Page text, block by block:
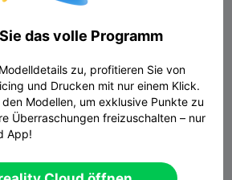
das volle Programm
zu, profitieren Sie von
und Drucken mit nur einem Klick.
Modellen, um exklusive Punkte zu
Überraschungen freizuschalten – nur
App!